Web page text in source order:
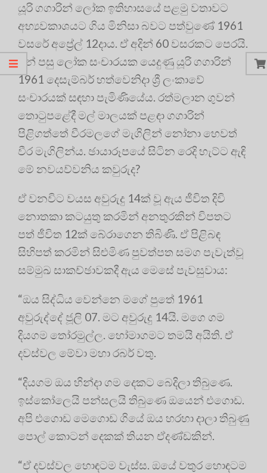
යූරි ගගාරින් ලෝක ඉතිහාසයේ පළමු වතාවට
අභ්‍යවකාශයට ගිය මිනිසා බවට පත්වුණේ 1961
වසරේ අප්‍රේල් 12දාය. ඒ අදින් 60 වසරකට පෙරයි.
ඉන් පසු ලෝක සංචාරයක යෙදුණු යූරි ගගාරින්
1961 දෙසැම්බර් හත්වෙනිදා ශ්‍රී ලංකාවේ
සංචාරයක් සඳහා පැමිණියේය. රත්මලාන ගුවන්
තොටුපළේදී මල් මාලයක් පළඳා ගගාරින්
පිළිගත්තේ වීරමලගේ මැගිලින් නෝනා හෙවත්
වීර මැගිලින්ය. ඡායාරූපයේ සිටින රෙදි හැට්ට ඇඳි
මේ නවයව්වනිය කවුරුද?
ඒ වනවිට වයස අවුරුදු 14ක් වූ ඇය ජීවිත දිවි
නොතකා කටයුතු කරමින් අනතුරකින් විපතට
පත් ජීවිත 12ක් බේරාගෙන තිබිණි. ඒ පිළිබඳ
සිහිපත් කරමින් සිළුමිණ පුවත්පත සමග පැවැත්වූ
සම්මුඛ සාකච්ඡාවකදී ඇය මෙසේ පැවසුවාය:
“ඔය සිද්ධිය වෙන්නෙ මගේ පුතේ 1961
අවුරුද්දේ ජූලි 07. මට අවුරුදු 14යි. මගෙ ගම
දියගම තෝරමුල්ල. හෝමාගමට තමයි අයිති. ඒ
දවස්වල මේවා මහා රබර් වතු.
“දියගම ඔය හින්දා ගම දෙකට බෙදිලා තිබුණෙ.
ඉස්කෝලෙයි පන්සලයි තිබුණෙ ඔයෙන් එගොඩ.
අපි එගොඩ මෙගොඩ ගියේ ඔය හරහා දාලා තිබුණු
පොල් කොටන් දෙකක් තියන ඒදණ්ඩකින්.
“ඒ දවස්වල හොඳටම වැස්ස. ඔයේ වතුර හොඳටම